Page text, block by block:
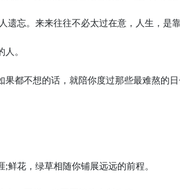
忘。来来往往不必太过在意，人生，是
。
都不想的话，就陪你度过那些最难熬的日
鲜花，绿草相随你铺展远远的前程。